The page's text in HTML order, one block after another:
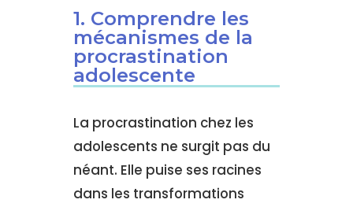
1. Comprendre les
mécanismes de la
procrastination
adolescente
La procrastination chez les
adolescents ne surgit pas du
néant. Elle puise ses racines
dans les transformations